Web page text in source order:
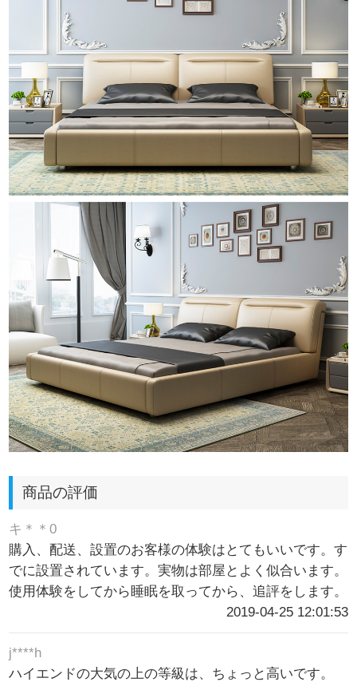
商品の評価
キ＊＊0
購入、配送、設置のお客様の体験はとてもいいです。す
でに設置されています。実物は部屋とよく似合います。
使用体験をしてから睡眠を取ってから、追評をします。
2019-04-25 12:01:53
j****h
ハイエンドの大気の上の等級は、ちょっと高いです。